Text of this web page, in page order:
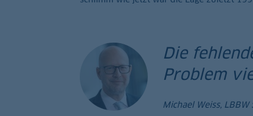
Die
Problem
Michael Weiss, LBBW